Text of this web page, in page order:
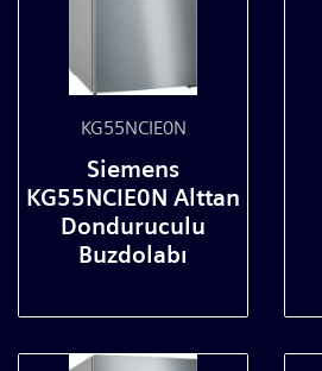
KG55NCIE0N
Siemens
KG55NCIE0N Alttan
Donduruculu
Buzdolabı